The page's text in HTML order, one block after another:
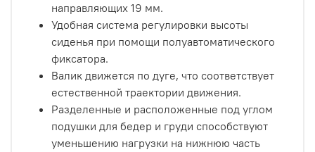
направляющих 19 мм.
Удобная система регулировки высоты
сиденья при помощи полуавтоматического
фиксатора.
Валик движется по дуге, что соответствует
естественной траектории движения.
Разделенные и расположенные под углом
подушки для бедер и груди способствуют
уменьшению нагрузки на нижнюю часть